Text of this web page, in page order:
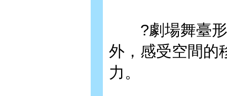
?劇場舞臺形
外，感受空間的
力。